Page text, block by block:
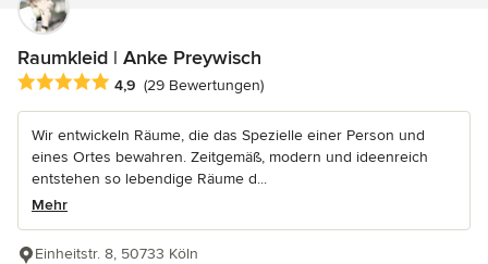
Raumkleid | Anke Preywisch
Durchschnittliche Bewertung: 4.9 von 5 Sternen
4,9 (29 Bewertungen)
Wir entwickeln Räume, die das Spezielle einer Person und
eines Ortes bewahren. Zeitgemäß, modern und ideenreich
entstehen so lebendige Räume d...
Mehr
Einheitstr. 8, 50733 Köln